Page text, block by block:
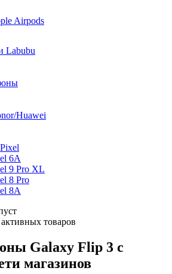
Airpods
Labubu
Huawei
6A
9 Pro XL
8 Pro
8A
товаров
Galaxy Flip 3 с
магазинов